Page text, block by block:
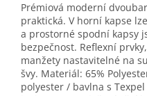
Prémiová moderní
praktická. V horní kapse
a prostorné spodní kapsy
bezpečnost. Reflexní
manžety nastavitelné na
švy. Materiál: 65%
polyester / bavlna s